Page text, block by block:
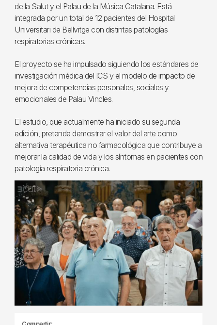
de la Salut y el Palau de la Música Catalana. Está
integrada por un total de 12 pacientes del Hospital
Universitari de Bellvitge con distintas patologías
respiratorias crónicas.
El proyecto se ha impulsado siguiendo los estándares de
investigación médica del ICS y el modelo de impacto de
mejora de competencias personales, sociales y
emocionales de Palau Vincles.
El estudio, que actualmente ha iniciado su segunda
edición, pretende demostrar el valor del arte como
alternativa terapéutica no farmacológica que contribuye a
mejorar la calidad de vida y los síntomas en pacientes con
patología respiratoria crónica.